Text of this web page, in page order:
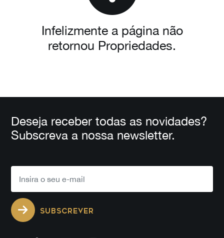
Infelizmente a página não
retornou Propriedades.
Deseja receber todas as novidades?
Subscreva a nossa newsletter.
SUBSCREVER